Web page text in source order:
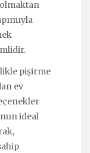
pişirme
ev
ideal